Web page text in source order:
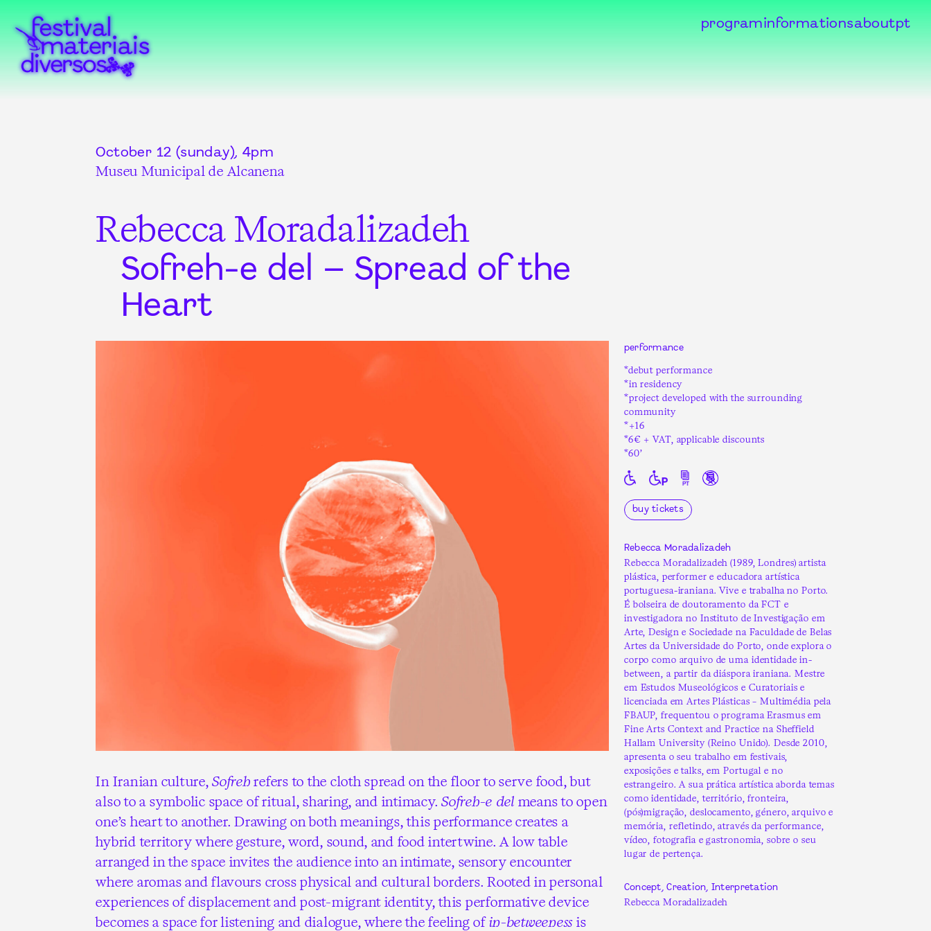
programinformationsaboutpt
October 12 (sunday), 4pm
Museu Municipal de Alcanena
Rebecca Moradalizadeh
Sofreh-e del – Spread of the
Heart
In Iranian culture,Sofrehrefers to the cloth spread on the floor to serve food, but
also to a symbolic space of ritual, sharing, and intimacy.Sofreh-e del means to open
one’s heart to another. Drawing on both meanings, this performance creates a
hybrid territory where gesture, word, sound, and food intertwine. A low table
arranged in the space invites the audience into an intimate, sensory encounter
where aromas and flavours cross physical and cultural borders. Rooted in personal
experiences of displacement and post-migrant identity, this performative device
becomes a space for listening and dialogue, where the feeling ofin-betweenessis
performance
*debut performance
*in residency
*project developed with the surrounding
community
*+16
*6€ + VAT, applicable discounts
*60’
buy tickets
Rebecca Moradalizadeh
Rebecca Moradalizadeh (1989, Londres) artista
plástica, performer e educadora artística
portuguesa-iraniana. Vive e trabalha no Porto.
É bolseira de doutoramento da FCT e
investigadora no Instituto de Investigação em
Arte, Design e Sociedade na Faculdade de Belas
Artes da Universidade do Porto, onde explora o
corpo como arquivo de uma identidade in-
between, a partir da diáspora iraniana. Mestre
em Estudos Museológicos e Curatoriais e
licenciada em Artes Plásticas – Multimédia pela
FBAUP, frequentou o programa Erasmus em
Fine Arts Context and Practice na Sheffield
Hallam University (Reino Unido). Desde 2010,
apresenta o seu trabalho em festivais,
exposições e talks, em Portugal e no
estrangeiro. A sua prática artística aborda temas
como identidade, território, fronteira,
(pós)migração, deslocamento, género, arquivo e
memória, refletindo, através da performance,
vídeo, fotografia e gastronomia, sobre o seu
lugar de pertença.
Concept, Creation, Interpretation
Rebecca Moradalizadeh